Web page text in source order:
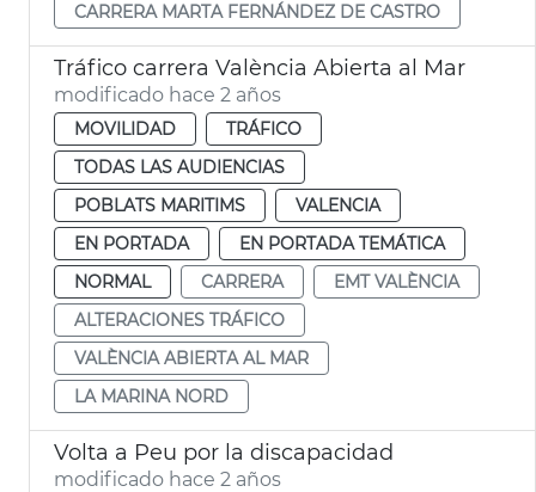
CARRERA MARTA FERNÁNDEZ DE CASTRO
Tráfico carrera València Abierta al Mar
modificado hace 2 años
MOVILIDAD
TRÁFICO
TODAS LAS AUDIENCIAS
POBLATS MARITIMS
VALENCIA
EN PORTADA
EN PORTADA TEMÁTICA
NORMAL
CARRERA
EMT VALÈNCIA
ALTERACIONES TRÁFICO
VALÈNCIA ABIERTA AL MAR
LA MARINA NORD
Volta a Peu por la discapacidad
modificado hace 2 años